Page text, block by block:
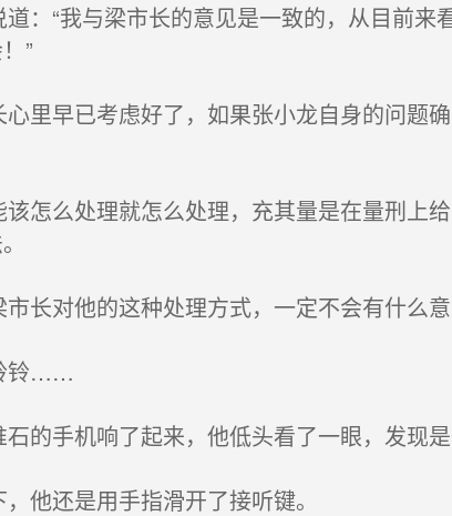
：“我与梁市长的意见是一致的，从目前
”
里早已考虑好了，如果张小龙自身的问题确
么处理就怎么处理，充其量是在量刑上
长对他的这种处理方式，一定不会有什么意
铃……
的手机响了起来，他低头看了一眼，发现是
他还是用手指滑开了接听键。